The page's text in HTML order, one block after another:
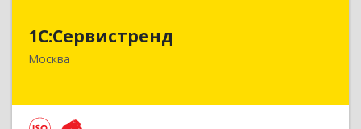
1С:Сервистренд
Москва
107023, Москва г, Семёновский пер, дом № 15,
Подробнее